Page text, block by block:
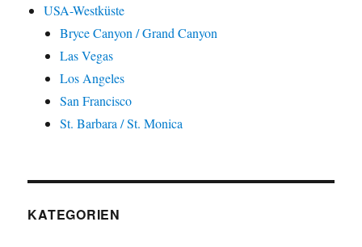
USA-Westküste
Bryce Canyon / Grand Canyon
Las Vegas
Los Angeles
San Francisco
St. Barbara / St. Monica
KATEGORIEN